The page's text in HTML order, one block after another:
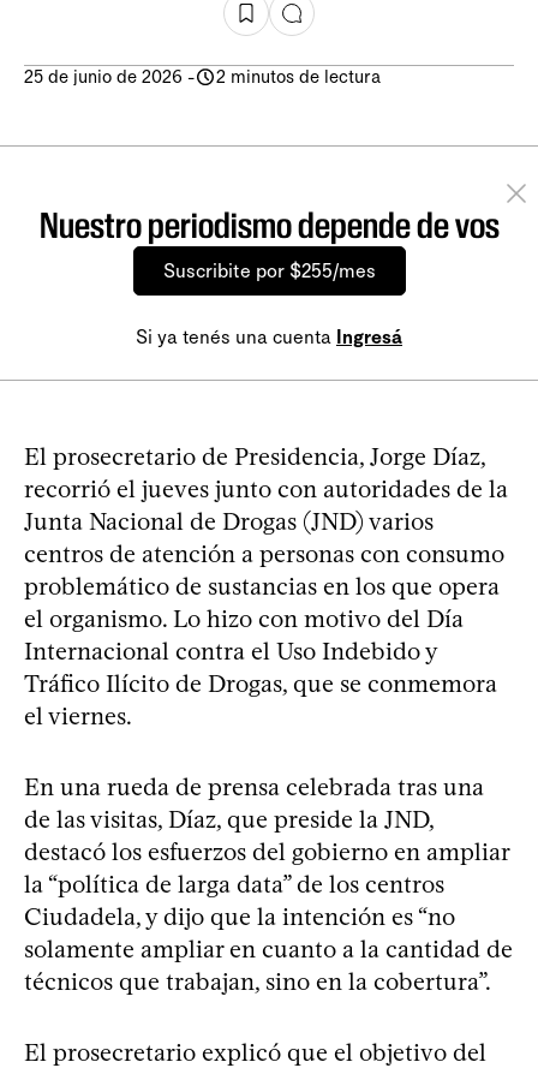
25 de junio de 2026 - 2 minutos de lectura
Nuestro periodismo depende de vos
Suscribite por $255/mes
Si ya tenés una cuenta Ingresá
El prosecretario de Presidencia, Jorge Díaz,
recorrió el jueves junto con autoridades de la
Junta Nacional de Drogas (JND) varios
centros de atención a personas con consumo
problemático de sustancias en los que opera
el organismo. Lo hizo con motivo del Día
Internacional contra el Uso Indebido y
Tráfico Ilícito de Drogas, que se conmemora
el viernes.
En una rueda de prensa celebrada tras una
de las visitas, Díaz, que preside la JND,
destacó los esfuerzos del gobierno en ampliar
la “política de larga data” de los centros
Ciudadela, y dijo que la intención es “no
solamente ampliar en cuanto a la cantidad de
técnicos que trabajan, sino en la cobertura”.
El prosecretario explicó que el objetivo del